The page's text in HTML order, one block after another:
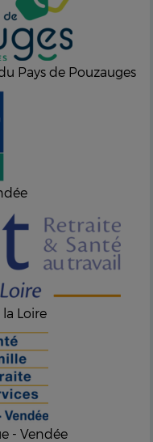
Pays de Pouzauges
la Loire
- Vendée